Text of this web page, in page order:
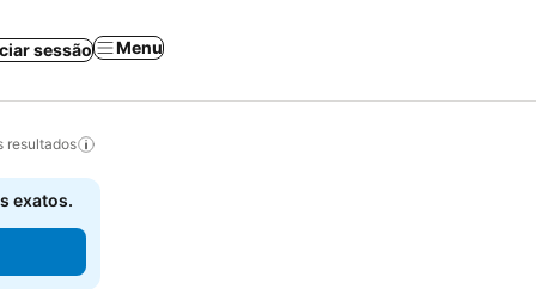
sessão Menu
resultados
exatos.